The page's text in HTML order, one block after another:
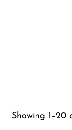
Showing 1–20